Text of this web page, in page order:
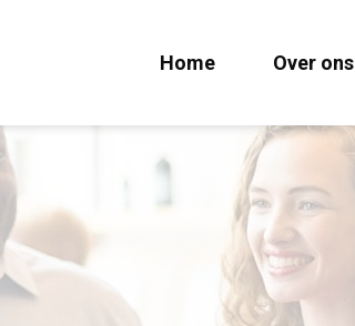
Home Over ons